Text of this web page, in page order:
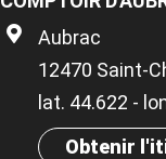
Aubrac
12470 Saint-
lat. 44.622 -
Obtenir